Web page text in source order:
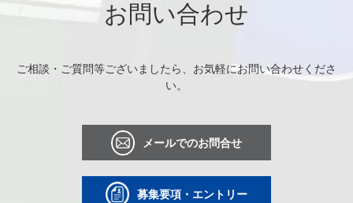
お問い合わせ
ご相談・ご質問等ございましたら、お気軽にお問い合わせくださ
い。
メールでのお問合せ
募集要項・エントリー